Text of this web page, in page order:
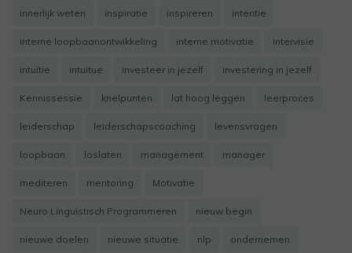
innerlijk weten inspiratie inspireren intentie
interne loopbaanontwikkeling interne motivatie intervisie
intuïtie intuitue investeer in jezelf investering in jezelf
Kennissessie knelpunten lat hoog leggen leerproces
leiderschap leiderschapscoaching levensvragen
loopbaan loslaten management manager
mediteren mentoring Motivatie
Neuro Linguïstisch Programmeren nieuw begin
nieuwe doelen nieuwe situatie nlp ondernemen